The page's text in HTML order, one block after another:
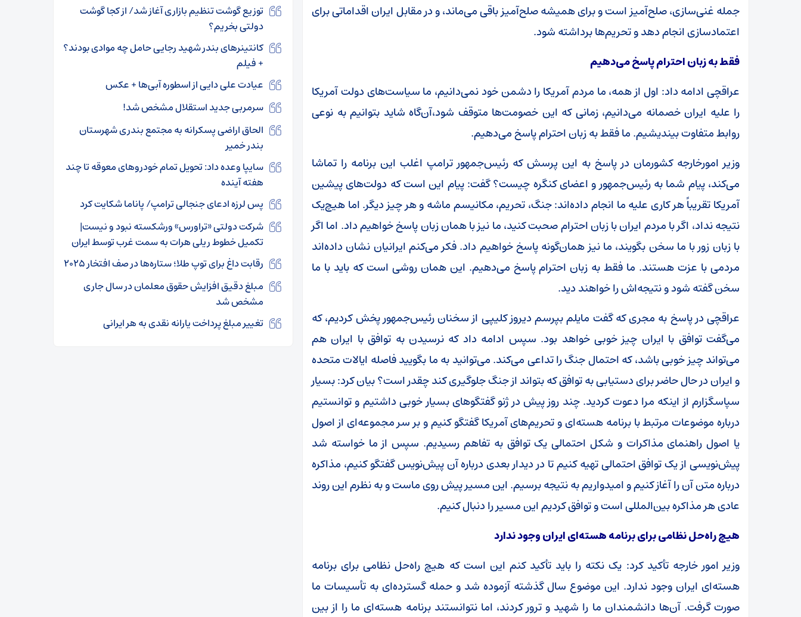
جمله غنی‌سازی، صلح‌آمیز است و برای همیشه صلح‌آمیز باقی می‌ماند، و در مقابل ایران اقداماتی برای
اعتمادسازی انجام دهد و تحریم‌ها برداشته شود.
فقط به زبان احترام پاسخ می‌دهیم
عراقچی ادامه داد: اول از همه، ما مردم آمریکا را دشمن خود نمی‌دانیم، ما سیاست‌های دولت آمریکا
را علیه ایران خصمانه می‌دانیم، زمانی که این خصومت‌ها متوقف شود،آن‌گاه شاید بتوانیم به نوعی
روابط متفاوت بیندیشیم. ما فقط به زبان احترام پاسخ می‌دهیم.
وزیر امورخارجه کشورمان در پاسخ به این پرسش که رئیس‌جمهور ترامپ اغلب این برنامه را تماشا
می‌کند، پیام شما به رئیس‌جمهور و اعضای کنگره چیست؟ گفت: پیام این است که دولت‌های پیشین
آمریکا تقریباً هر کاری علیه ما انجام داده‌اند: جنگ، تحریم، مکانیسم ماشه و هر چیز دیگر. اما هیچ‌یک
نتیجه نداد، اگر با مردم ایران با زبان احترام صحبت کنید، ما نیز با همان زبان پاسخ خواهیم داد. اما اگر
با زبان زور با ما سخن بگویند، ما نیز همان‌گونه پاسخ خواهیم داد. فکر می‌کنم ایرانیان نشان داده‌اند
مردمی با عزت هستند. ما فقط به زبان احترام پاسخ می‌دهیم. این همان روشی است که باید با ما
سخن گفته شود و نتیجه‌اش را خواهند دید.
عراقچی در پاسخ به مجری که گفت مایلم بپرسم دیروز کلیپی از سخنان رئیس‌جمهور پخش کردیم، که
می‌گفت توافق با ایران چیز خوبی خواهد بود. سپس ادامه داد که نرسیدن به توافق با ایران هم
می‌تواند چیز خوبی باشد، که احتمال جنگ را تداعی می‌کند. می‌توانید به ما بگویید فاصله ایالات متحده
و ایران در حال حاضر برای دستیابی به توافق که بتواند از جنگ جلوگیری کند چقدر است؟ بیان کرد: بسیار
سپاسگزارم از اینکه مرا دعوت کردید. چند روز پیش در ژنو گفتگوهای بسیار خوبی داشتیم و توانستیم
درباره موضوعات مرتبط با برنامه هسته‌ای و تحریم‌های آمریکا گفتگو کنیم و بر سر مجموعه‌ای از اصول
یا اصول راهنمای مذاکرات و شکل احتمالی یک توافق به تفاهم رسیدیم. سپس از ما خواسته شد
پیش‌نویسی از یک توافق احتمالی تهیه کنیم تا در دیدار بعدی درباره آن پیش‌نویس گفتگو کنیم، مذاکره
درباره متن آن را آغاز کنیم و امیدواریم به نتیجه برسیم. این مسیر پیش روی ماست و به نظرم این روند
عادی هر مذاکره بین‌المللی است و توافق کردیم این مسیر را دنبال کنیم.
هیچ راه‌حل نظامی برای برنامه هسته‌ای ایران وجود ندارد
وزیر امور خارجه تأکید کرد: یک نکته را باید تأکید کنم این است که هیچ راه‌حل نظامی برای برنامه
هسته‌ای ایران وجود ندارد. این موضوع سال گذشته آزموده شد و حمله گسترده‌ای به تأسیسات ما
صورت گرفت. آن‌ها دانشمندان ما را شهید و ترور کردند، اما نتوانستند برنامه هسته‌ای ما را از بین
توزیع گوشت تنظیم بازاری آغاز شد/ از کجا گوشت
دولتی بخریم؟
کانتینرهای بندر شهید رجایی حامل چه موادی بودند؟
+ فیلم
عیادت علی دایی از اسطوره آبی‌ها + عکس
سرمربی جدید استقلال مشخص شد!
الحاق اراضی پسکرانه به مجتمع بندری شهرستان
بندر خمیر
سایپا وعده داد: تحویل تمام خودروهای معوقه تا چند
هفته آینده
پس لرزه ادعای جنجالی ترامپ/ پاناما شکایت کرد
شرکت دولتی «تراورس» ورشکسته نبود و نیست|
تکمیل خطوط ریلی هرات به سمت غرب توسط ایران
رقابت داغ برای توپ طلا؛ ستاره‌ها در صف افتخار ۲۰۲۵
مبلغ دقیق افزایش حقوق معلمان در سال جاری
مشخص شد
تغییر مبلغ پرداخت یارانه نقدی به هر ایرانی